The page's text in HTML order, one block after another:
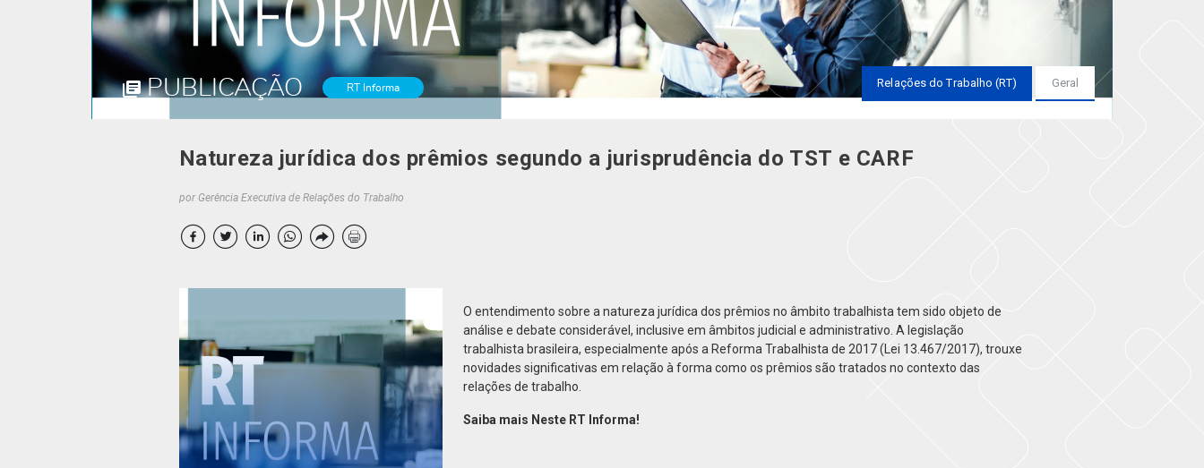
PUBLICAÇÃO RT Informa Relações do Trabalho (RT) Geral
Natureza jurídica dos prêmios segundo a jurisprudência do TST e CARF
por Gerência Executiva de Relações do Trabalho
O entendimento sobre a natureza jurídica dos prêmios no âmbito trabalhista tem sido objeto de
análise e debate considerável, inclusive em âmbitos judicial e administrativo. A legislação
trabalhista brasileira, especialmente após a Reforma Trabalhista de 2017 (Lei 13.467/2017), trouxe
novidades significativas em relação à forma como os prêmios são tratados no contexto das
relações de trabalho.
Saiba mais Neste RT Informa!